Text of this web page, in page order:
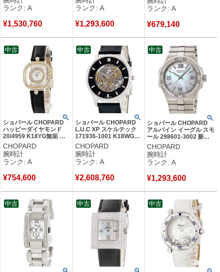
計クオーツ ホワイト
【中古】中古美品
ランク: A
¥1,530,760
ース 腕時計クオーツ ホ
ワイト 【中古】中古美品
ランク: A
¥1,293,600
時計クオーツ シルバー
【中古】中古美品
ランク: A
¥679,140
ショパール CHOPARD
ハッピーダイヤモンド
20/4959 K18YG無垢 純
正ダイヤ ムービング レ
ディース 腕時計クオーツ
ホワイト 【中古】中古美
品
CHOPARD
腕時計
ランク: A
¥754,600
中古
ショパール CHOPARD
L.U.C XP スケルテック
171936-1001 K18WG無
垢 純正ダイヤ ブラック
限定28本 メンズ 腕時計
自動巻き ブラック 【中
古】中古美品
CHOPARD
腕時計
ランク: A
¥2,608,760
中古
ショパール CHOPARD
アルパイン イーグル スモ
ール 298601-3002 新品
同様 純正ダイヤ シェル
メンズ レディース 腕時計
自動巻き ホワイト 【中
古】中古美品
CHOPARD
腕時計
ランク: A
¥1,293,600
中古
中古 中古 中古